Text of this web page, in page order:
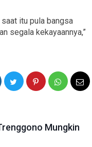
itu pula bangsa
segala kekayaannya,”
Mungkin